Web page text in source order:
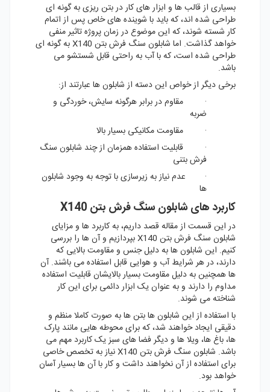
بسیاری از قالب ها و ابزار های کار در بتن ریزی به گونه ای
طراحی شده اند، که باید با شوینده های خاص پس از اتمام
کار شسته شوند، که این موضوع در زمان پروژه تاثیر منفی
خواهد گذاشت. اما شابلون سنگ فرش بتن X140 به گونه ای
طراحی شده است، که با آب به راحتی قابل شستشو می
باشد.
برخی دیگر از خواص این دسته از شابلون ها عبارتند از:
· مقاوم در برابر هرگونه سایش، خوردگی و
ضربه
· مقاومت مکانیکی بسیار بالا
· قابلیت استفاده همزمان از چند شابلون سنگ
فرش بتنی
· عدم نیاز به زیرسازی با توجه به وجود شابلون
ها
کاربرد های شابلون سنگ فرش بتن X140
در این قسمت از مقاله قصد داریم، به کاربرد ها و مزایای
شابلون سنگ فرش بتن X140 بپردازیم و آن ها را بررسی
کنیم. این شابلون ها به دلیل جنس و مقاومت بالایی که
دارند، در هر شرایط آب و هوایی قابل استفاده می باشند. آن
ها همچنین به دلیل مقاومت بسیار بالایشان قابلیت استفاده
مداوم را دارند و به عنوان یک ابزار دائمی برای این کار
شناخته می شوند.
با استفاده از این شابلون ها بتن ها به صورت کاملا منظم و
دقیقی ایجاد خواهند شد، که برای محوطه هایی مانند پارک
ها، باغ ها، ویلا ها و دیگر فضا های سبز یک کاربرد مهم می
باشد. شابلون سنگ فرش بتن X140 نیاز به تخصص خاصی
برای استفاده از آن نخواهند داشت و کار با آن ها بسیار آسان
خواهد بود.